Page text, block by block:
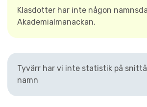
Klasdotter har inte någon
Akademialmanackan.
Tyvärr har vi inte statistik på
namn